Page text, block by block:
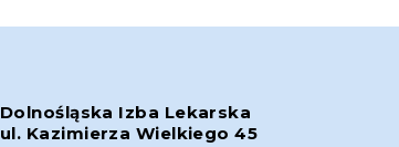
Dolnośląska Izba Lekarska
ul. Kazimierza Wielkiego 45